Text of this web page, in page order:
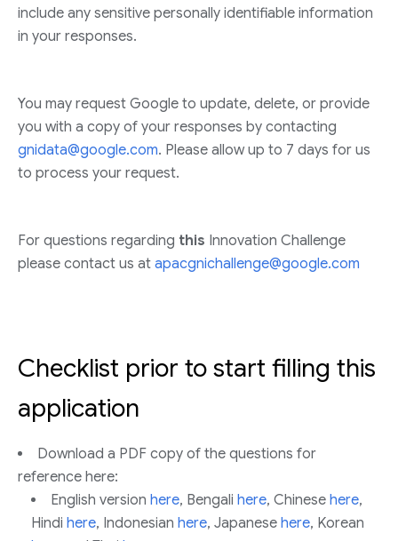
include any sensitive personally identifiable information
in your responses.
You may request Google to update, delete, or provide
you with a copy of your responses by contacting
gnidata@google.com. Please allow up to 7 days for us
to process your request.
For questions regarding this Innovation Challenge
please contact us at apacgnichallenge@google.com
Checklist prior to start filling this
application
Download a PDF copy of the questions for
reference here:
English version here, Bengali here, Chinese here,
Hindi here, Indonesian here, Japanese here, Korean